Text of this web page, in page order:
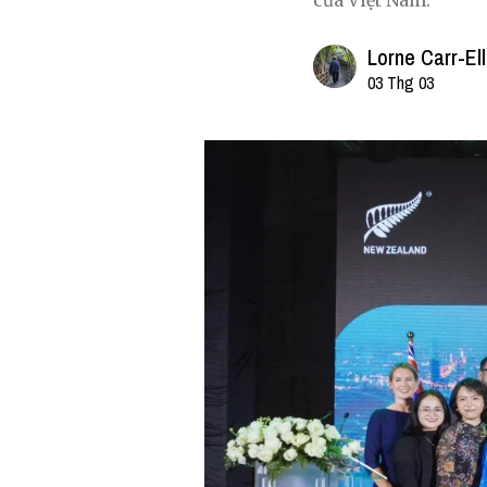
Lorne Carr-
03 Thg 03